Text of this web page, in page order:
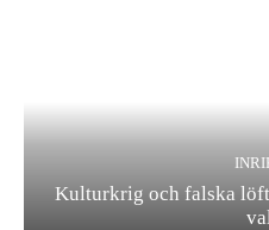
Kulturkrig och falska